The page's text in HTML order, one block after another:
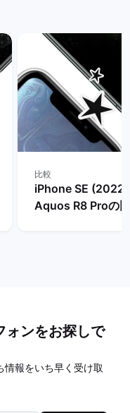
比較
iPhone SE
Aquos R8 Proの
ォンをお探しで
報をいち早く受け取